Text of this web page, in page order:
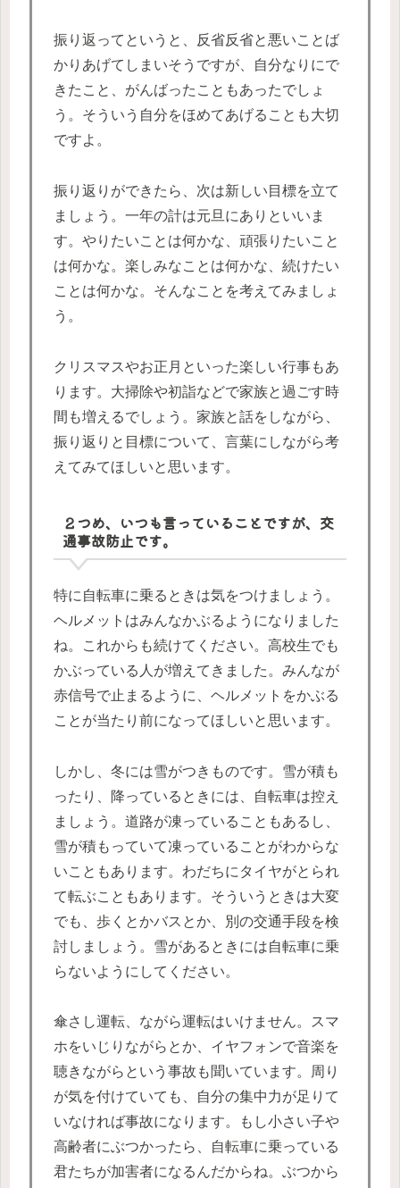
振り返ってというと、反省反省と悪いことば
かりあげてしまいそうですが、自分なりにで
きたこと、がんばったこともあったでしょ
う。そういう自分をほめてあげることも大切
ですよ。
振り返りができたら、次は新しい目標を立て
ましょう。一年の計は元旦にありといいま
す。やりたいことは何かな、頑張りたいこと
は何かな。楽しみなことは何かな、続けたい
ことは何かな。そんなことを考えてみましょ
う。
クリスマスやお正月といった楽しい行事もあ
ります。大掃除や初詣などで家族と過ごす時
間も増えるでしょう。家族と話をしながら、
振り返りと目標について、言葉にしながら考
えてみてほしいと思います。
２つめ、いつも言っていることですが、交
通事故防止です。
特に自転車に乗るときは気をつけましょう。
ヘルメットはみんなかぶるようになりました
ね。これからも続けてください。高校生でも
かぶっている人が増えてきました。みんなが
赤信号で止まるように、ヘルメットをかぶる
ことが当たり前になってほしいと思います。
しかし、冬には雪がつきものです。雪が積も
ったり、降っているときには、自転車は控え
ましょう。道路が凍っていることもあるし、
雪が積もっていて凍っていることがわからな
いこともあります。わだちにタイヤがとられ
て転ぶこともあります。そういうときは大変
でも、歩くとかバスとか、別の交通手段を検
討しましょう。雪があるときには自転車に乗
らないようにしてください。
傘さし運転、ながら運転はいけません。スマ
ホをいじりながらとか、イヤフォンで音楽を
聴きながらという事故も聞いています。周り
が気を付けていても、自分の集中力が足りて
いなければ事故になります。もし小さい子や
高齢者にぶつかったら、自転車に乗っている
君たちが加害者になるんだからね。ぶつから